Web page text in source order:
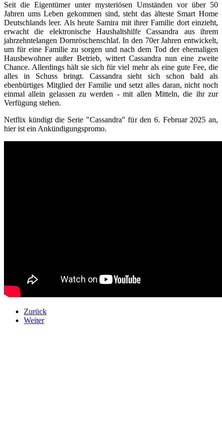
Seit die Eigentümer unter mysteriösen Umständen vor über 50
Jahren ums Leben gekommen sind, steht das älteste Smart Home
Deutschlands leer. Als heute Samira mit ihrer Familie dort einzieht,
erwacht die elektronische Haushaltshilfe Cassandra aus ihrem
jahrzehntelangen Dornröschenschlaf. In den 70er Jahren entwickelt,
um für eine Familie zu sorgen und nach dem Tod der ehemaligen
Hausbewohner außer Betrieb, wittert Cassandra nun eine zweite
Chance. Allerdings hält sie sich für viel mehr als eine gute Fee, die
alles in Schuss bringt. Cassandra sieht sich schon bald als
ebenbürtiges Mitglied der Familie und setzt alles daran, nicht noch
einmal allein gelassen zu werden - mit allen Mitteln, die ihr zur
Verfügung stehen.
Netflix kündigt die Serie "Cassandra" für den 6. Februar 2025 an,
hier ist ein Ankündigungspromo.
Zurück
Weiter